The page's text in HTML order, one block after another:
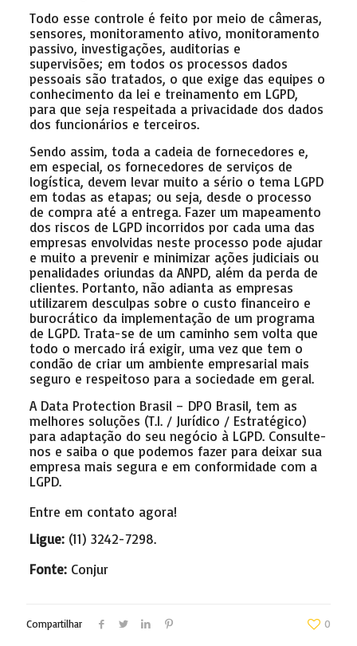
Todo esse controle é feito por meio de câmeras,
sensores, monitoramento ativo, monitoramento
passivo, investigações, auditorias e
supervisões; em todos os processos dados
pessoais são tratados, o que exige das equipes o
conhecimento da lei e treinamento em LGPD,
para que seja respeitada a privacidade dos dados
dos funcionários e terceiros.
Sendo assim, toda a cadeia de fornecedores e,
em especial, os fornecedores de serviços de
logística, devem levar muito a sério o tema LGPD
em todas as etapas; ou seja, desde o processo
de compra até a entrega. Fazer um mapeamento
dos riscos de LGPD incorridos por cada uma das
empresas envolvidas neste processo pode ajudar
e muito a prevenir e minimizar ações judiciais ou
penalidades oriundas da ANPD, além da perda de
clientes. Portanto, não adianta as empresas
utilizarem desculpas sobre o custo financeiro e
burocrático da implementação de um programa
de LGPD. Trata-se de um caminho sem volta que
todo o mercado irá exigir, uma vez que tem o
condão de criar um ambiente empresarial mais
seguro e respeitoso para a sociedade em geral.
A Data Protection Brasil – DPO Brasil, tem as
melhores soluções (T.I. / Jurídico / Estratégico)
para adaptação do seu negócio à LGPD. Consulte-
nos e saiba o que podemos fazer para deixar sua
empresa mais segura e em conformidade com a
LGPD.
Entre em contato agora!
Ligue:(11) 3242-7298.
Fonte:Conjur
Compartilhar 0